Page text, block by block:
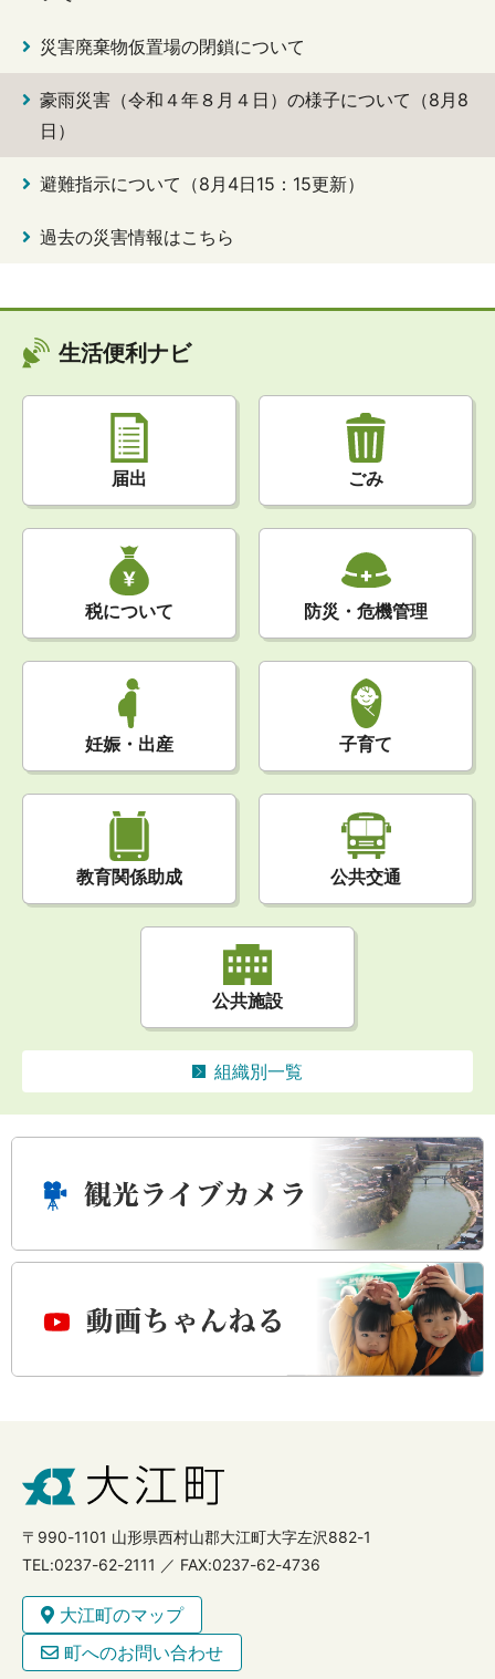
災害廃棄物仮置場の閉鎖について
豪雨災害（令和４年８月４日）の様子について（8月8
日）
避難指示について（8月4日15：15更新）
過去の災害情報はこちら
生活便利ナビ
届出 ごみ
税について 防災・危機管理
妊娠・出産 子育て
教育関係助成 公共交通
公共施設
組織別一覧
〒990-1101 山形県西村山郡大江町大字左沢882-1
TEL:0237-62-2111 ／ FAX:0237-62-4736
大江町のマップ
町へのお問い合わせ